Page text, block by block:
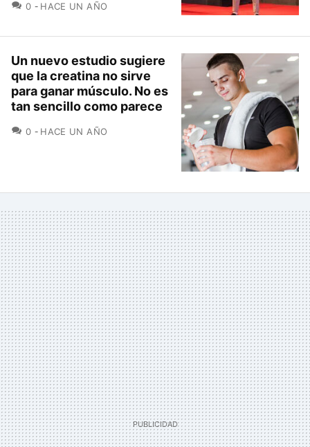
0 COMENTARIOS
HACE UN AÑO
Un nuevo estudio sugiere
que la creatina no sirve
para ganar músculo. No es
tan sencillo como parece
0 COMENTARIOS
HACE UN AÑO